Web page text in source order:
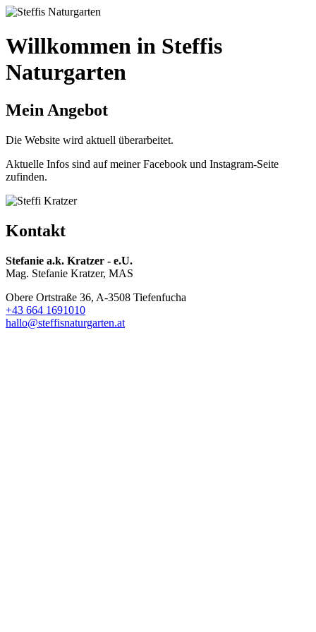
Willkommen in Steffis
Naturgarten
Mein Angebot
Die Website wird aktuell überarbeitet.
Aktuelle Infos sind auf meiner Facebook und Instagram-Seite
zufinden.
Kontakt
Stefanie a.k. Kratzer - e.U.
Mag. Stefanie Kratzer, MAS
Obere Ortstraße 36, A-3508 Tiefenfucha
+43 664 1691010
hallo@steffisnaturgarten.at